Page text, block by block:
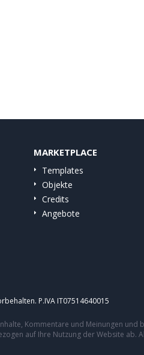
MARKETPLACE
Templates
Objekte
Credits
Angebote
P.IVA IT07514640015
Kommentare und Meinungen
auf Ihre Nutzung der Website